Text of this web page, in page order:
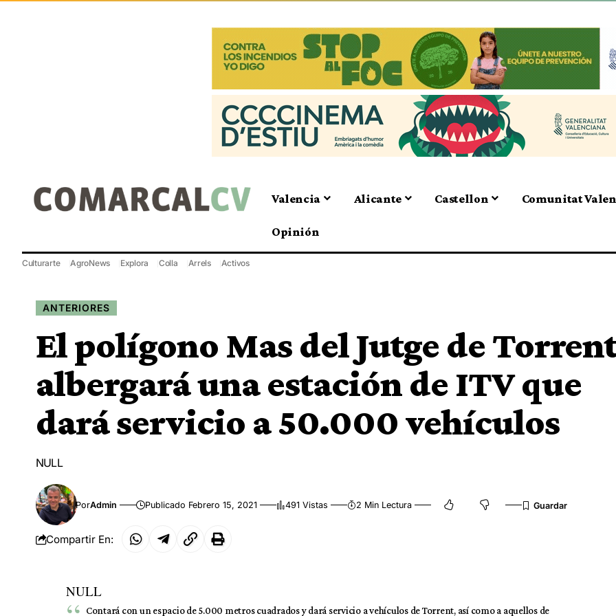
Valencia Alicante Castellon Comunitat
Opinión
Culturarte AgroNews Explora Colla Arrels Activos
ANTERIORES
El polígono Mas del Jutge de
albergará una estación de ITV que
dará servicio a 50.000 vehículos
NULL
PorAdmin Publicado Febrero 15, 2021 491 Vistas 2 Min Lectura
Compartir En:
NULL
Contará con un espacio de 5.000 metros cuadrados y dará servicio a vehículos de Torrent, así como a aquellos de